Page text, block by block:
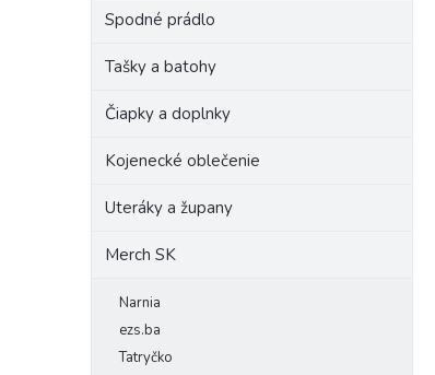
Spodné prádlo
Tašky a batohy
Čiapky a doplnky
Kojenecké oblečenie
Uteráky a župany
Merch SK
Narnia
ezs.ba
Tatryčko